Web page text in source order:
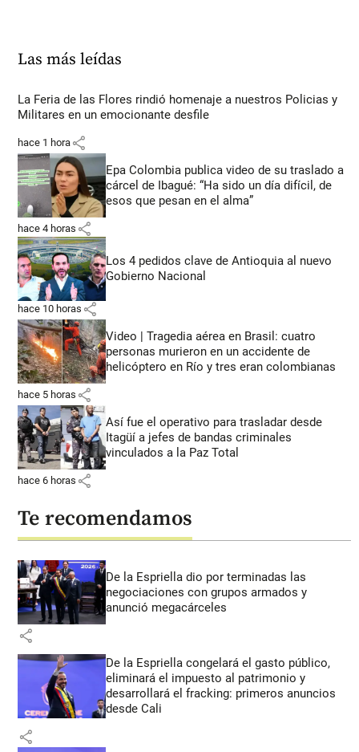
Las más leídas
La Feria de las Flores rindió homenaje a nuestros Policias y
Militares en un emocionante desfile
hace 1 hora share
Epa Colombia publica video de su traslado a
cárcel de Ibagué: “Ha sido un día difícil, de
esos que pesan en el alma”
hace 4 horas share
Los 4 pedidos clave de Antioquia al nuevo
Gobierno Nacional
hace 10 horas share
Video | Tragedia aérea en Brasil: cuatro
personas murieron en un accidente de
helicóptero en Río y tres eran colombianas
hace 5 horas share
Así fue el operativo para trasladar desde
Itagüí a jefes de bandas criminales
vinculados a la Paz Total
hace 6 horas share
Te recomendamos
De la Espriella dio por terminadas las
negociaciones con grupos armados y
anunció megacárceles
share
De la Espriella congelará el gasto público,
eliminará el impuesto al patrimonio y
desarrollará el fracking: primeros anuncios
desde Cali
share